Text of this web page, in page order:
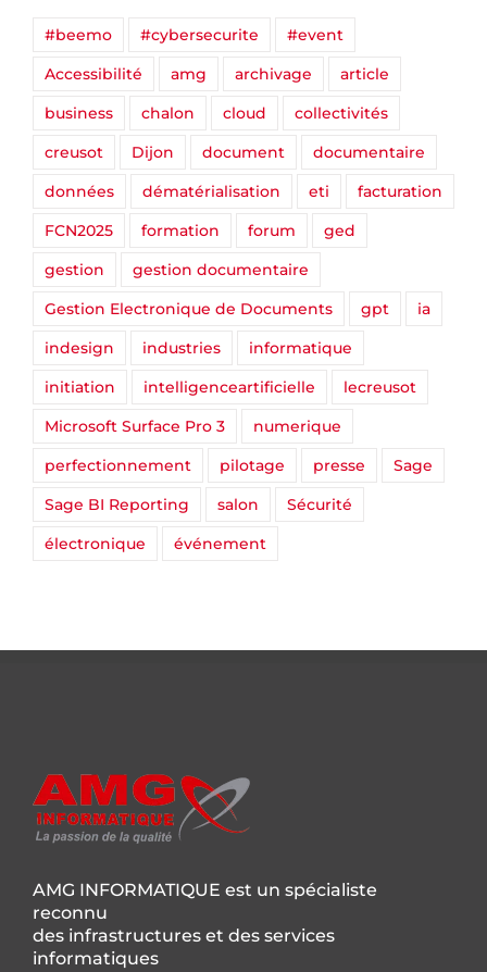
#beemo #cybersecurite
#event
Accessibilité
amg archivage
article
business
chalon cloud
collectivités
creusot
Dijon document
documentaire
données
dématérialisation eti
facturation
FCN2025
formation forum
ged
gestion
gestion documentaire
Gestion Electronique de Documents
gpt
ia
indesign
industries
informatique
initiation
intelligenceartificielle
lecreusot
Microsoft Surface Pro 3
numerique
perfectionnement
pilotage presse
Sage
Sage BI Reporting
salon
Sécurité
électronique
événement
AMG INFORMATIQUE est un spécialiste
reconnu
des infrastructures et des services
informatiques